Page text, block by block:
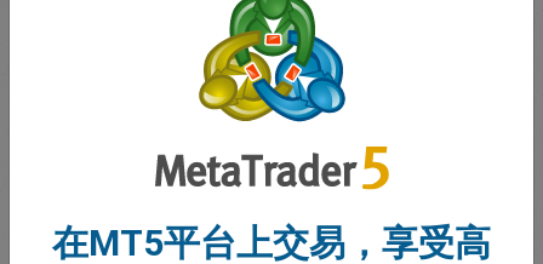
注册交易账户
账户余额
0.00
在MT5平台上交易，享受高